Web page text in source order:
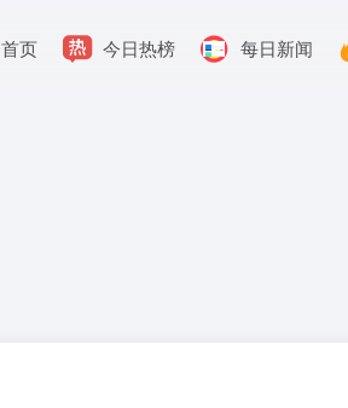
首页 今日热榜 每日新闻